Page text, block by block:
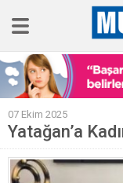
Ana Sayfa
Tüm Haberler
Köşe Yazıları
Sağlık
07 Ekim 2025
Yatağan’a